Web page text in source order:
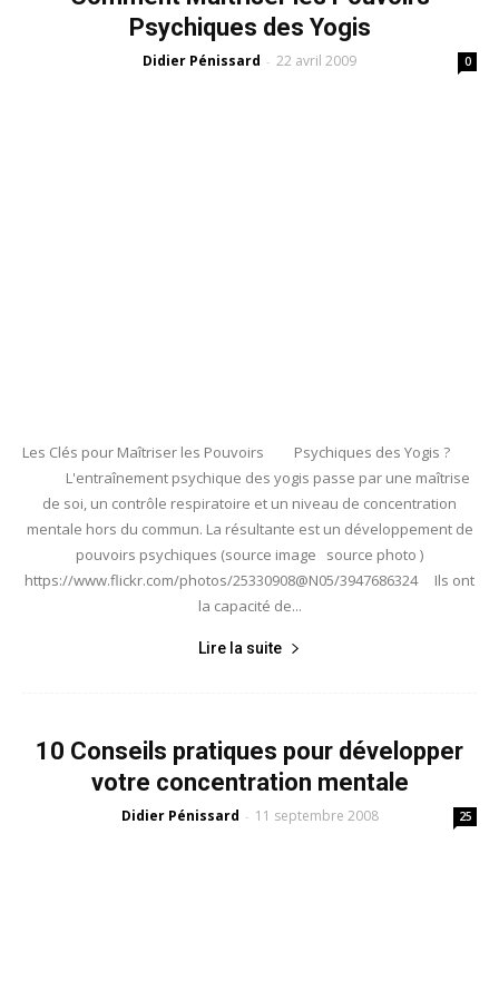
Psychiques des Yogis
Didier Pénissard - 22 avril 2009 0
Les Clés pour Maîtriser les Pouvoirs Psychiques des Yogis ?
L'entraînement psychique des yogis passe par une maîtrise
de soi, un contrôle respiratoire et un niveau de concentration
mentale hors du commun. La résultante est un développement de
pouvoirs psychiques (source image source photo )
https://www.flickr.com/photos/25330908@N05/3947686324 Ils ont
la capacité de...
Lire la suite
10 Conseils pratiques pour développer
votre concentration mentale
Didier Pénissard - 11 septembre 2008 25